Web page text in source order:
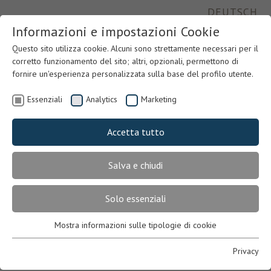
DEUTSCH
Previous
Informazioni e impostazioni Cookie
Questo sito utilizza cookie. Alcuni sono strettamente necessari per il
corretto funzionamento del sito; altri, opzionali, permettono di
fornire un'esperienza personalizzata sulla base del profilo utente.
Essenziali Analytics Marketing
Accetta tutto
Salva e chiudi
Solo essenziali
Essenziali
Necessari per il corretto funzionamento del sito. In mancanza,
Mostra informazioni sulle tipologie di cookie
Privacy